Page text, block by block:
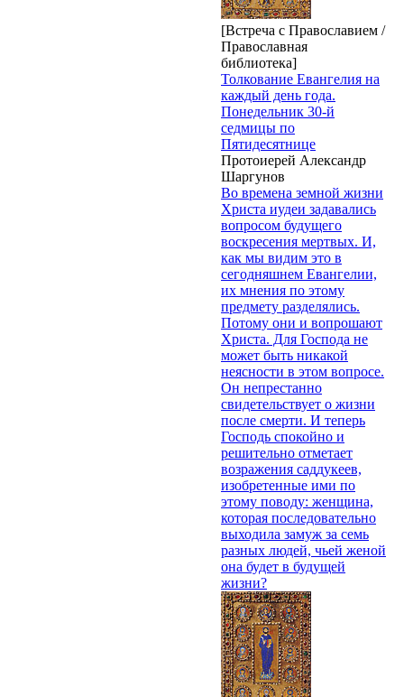
[Встреча с Православием /
Православная
библиотека]
Толкование Евангелия на
каждый день года.
Понедельник 30-й
седмицы по
Пятидесятнице
Протоиерей Александр
Шаргунов
Во времена земной жизни
Христа иудеи задавались
вопросом будущего
воскресения мертвых. И,
как мы видим это в
сегодняшнем Евангелии,
их мнения по этому
предмету разделялись.
Потому они и вопрошают
Христа. Для Господа не
может быть никакой
неясности в этом вопросе.
Он непрестанно
свидетельствует о жизни
после смерти. И теперь
Господь спокойно и
решительно отметает
возражения саддукеев,
изобретенные ими по
этому поводу: женщина,
которая последовательно
выходила замуж за семь
разных людей, чьей женой
она будет в будущей
жизни?